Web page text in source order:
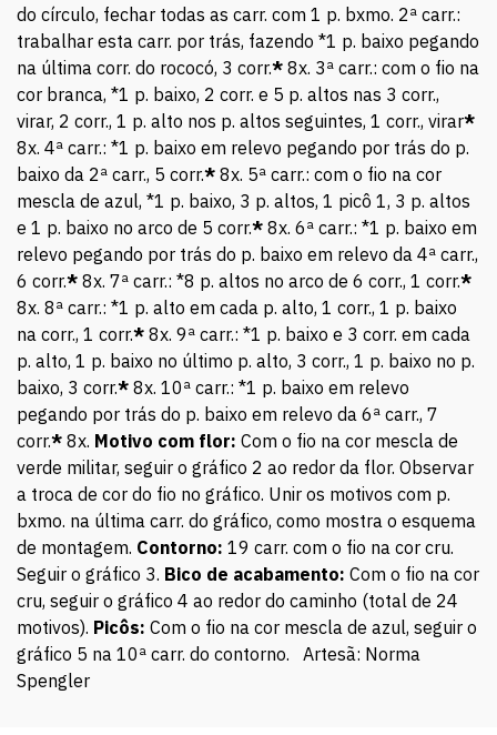
do círculo, fechar todas as carr. com 1 p. bxmo. 2ª carr.:
trabalhar esta carr. por trás, fazendo *1 p. baixo pegando
na última corr. do rococó, 3 corr.* 8x. 3ª carr.: com o fio na
cor branca, *1 p. baixo, 2 corr. e 5 p. altos nas 3 corr.,
virar, 2 corr., 1 p. alto nos p. altos seguintes, 1 corr., virar*
8x. 4ª carr.: *1 p. baixo em relevo pegando por trás do p.
baixo da 2ª carr., 5 corr.* 8x. 5ª carr.: com o fio na cor
mescla de azul, *1 p. baixo, 3 p. altos, 1 picô 1, 3 p. altos
e 1 p. baixo no arco de 5 corr.* 8x. 6ª carr.: *1 p. baixo em
relevo pegando por trás do p. baixo em relevo da 4ª carr.,
6 corr.* 8x. 7ª carr.: *8 p. altos no arco de 6 corr., 1 corr.*
8x. 8ª carr.: *1 p. alto em cada p. alto, 1 corr., 1 p. baixo
na corr., 1 corr.* 8x. 9ª carr.: *1 p. baixo e 3 corr. em cada
p. alto, 1 p. baixo no último p. alto, 3 corr., 1 p. baixo no p.
baixo, 3 corr.* 8x. 10ª carr.: *1 p. baixo em relevo
pegando por trás do p. baixo em relevo da 6ª carr., 7
corr.* 8x. Motivo com flor: Com o fio na cor mescla de
verde militar, seguir o gráfico 2 ao redor da flor. Observar
a troca de cor do fio no gráfico. Unir os motivos com p.
bxmo. na última carr. do gráfico, como mostra o esquema
de montagem. Contorno: 19 carr. com o fio na cor cru.
Seguir o gráfico 3. Bico de acabamento: Com o fio na cor
cru, seguir o gráfico 4 ao redor do caminho (total de 24
motivos). Picôs: Com o fio na cor mescla de azul, seguir o
gráfico 5 na 10ª carr. do contorno. Artesã: Norma
Spengler